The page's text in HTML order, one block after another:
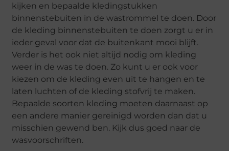
kijken en bepaalde kledingstukken
binnenstebuiten in de wastrommel te doen. Door
de kleding binnenstebuiten te doen zorgt u er in
ieder geval voor dat de buitenkant mooi blijft.
Verder is het ook niet altijd nodig om kleding
weer in de was te doen. Zo kunt u er ook voor
kiezen om de kleding even uit te hangen en te
laten luchten of de kleding stofvrij te maken.
Bepaalde soorten kleding moeten daarnaast op
een andere manier gereinigd worden dan dat u
misschien gewend ben. Kijk dus goed naar de
wasvoorschriften.